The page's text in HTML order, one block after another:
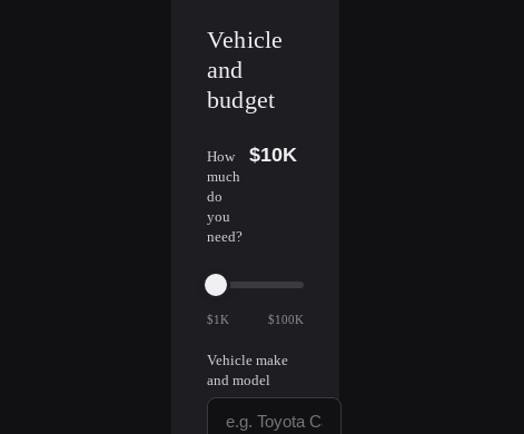
Vehicle
and
budget
How
much
do
you
need?
$10K
$1K $100K
Vehicle make
and model